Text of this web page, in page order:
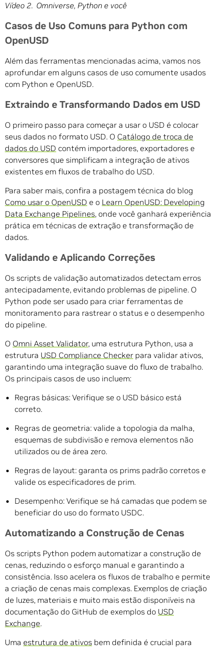
Vídeo 2. Omniverse, Python e você
Casos de Uso Comuns para Python com
OpenUSD
Além das ferramentas mencionadas acima, vamos nos
aprofundar em alguns casos de uso comumente usados
com Python e OpenUSD.
Extraindo e Transformando Dados em USD
O primeiro passo para começar a usar o USD é colocar
seus dados no formato USD. O Catálogo de troca de
dados do USD contém importadores, exportadores e
conversores que simplificam a integração de ativos
existentes em fluxos de trabalho do USD.
Para saber mais, confira a postagem técnica do blog
Como usar o OpenUSD e o Learn OpenUSD: Developing
Data Exchange Pipelines, onde você ganhará experiência
prática em técnicas de extração e transformação de
dados.
Validando e Aplicando Correções
Os scripts de validação automatizados detectam erros
antecipadamente, evitando problemas de pipeline. O
Python pode ser usado para criar ferramentas de
monitoramento para rastrear o status e o desempenho
do pipeline.
O Omni Asset Validator, uma estrutura Python, usa a
estrutura USD Compliance Checker para validar ativos,
garantindo uma integração suave do fluxo de trabalho.
Os principais casos de uso incluem:
Regras básicas: Verifique se o USD básico está
correto.
Regras de geometria: valide a topologia da malha,
esquemas de subdivisão e remova elementos não
utilizados ou de área zero.
Regras de layout: garanta os prims padrão corretos e
valide os especificadores de prim.
Desempenho: Verifique se há camadas que podem se
beneficiar do uso do formato USDC.
Automatizando a Construção de Cenas
Os scripts Python podem automatizar a construção de
cenas, reduzindo o esforço manual e garantindo a
consistência. Isso acelera os fluxos de trabalho e permite
a criação de cenas mais complexas. Exemplos de criação
de luzes, materiais e muito mais estão disponíveis na
documentação do GitHub de exemplos do USD
Exchange.
Uma estrutura de ativos bem definida é crucial para